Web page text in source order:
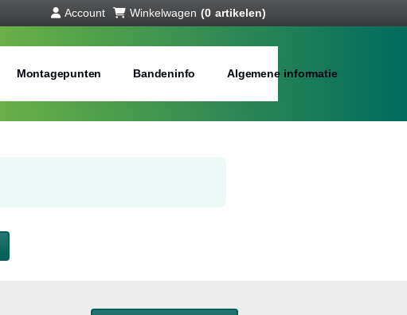
Account Winkelwagen (0 artikelen)
Montagepunten Bandeninfo Algemene informatie